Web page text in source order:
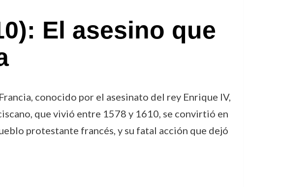
El asesino que
conocido por el asesinato del rey Enrique IV,
que vivió entre 1578 y 1610, se convirtió en
protestante francés, y su fatal acción que dejó